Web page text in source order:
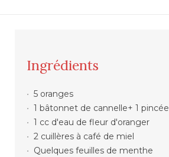
Ingrédients
5 oranges
1 bâtonnet de cannelle+ 1 pincée
1 cc d'eau de fleur d'oranger
2 cuillères à café de miel
Quelques feuilles de menthe